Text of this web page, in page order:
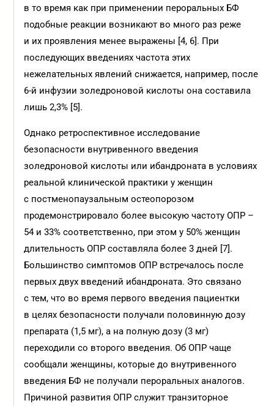
в то время как при применении пер­оральных БФ
подобные реакции возникают во много раз реже
и их проявления менее выражены [4, 6]. При
последующих введениях частота этих
нежелательных явлений снижается, например, после
6-й инфузии золедроновой кислоты она составила
лишь 2,3% [5].
Однако ретроспективное исследование
безопасности внутривенного введения
золедроновой кислоты или ибандроната в условиях
реальной клинической практики у женщин
с постменопаузальным остеопорозом
продемонстрировало более высокую частоту ОПР –
54 и 33% соответственно, при этом у 50% женщин
длительность ОПР составляла более 3 дней [7].
Большинство симптомов ОПР встречалось после
первых двух введений ибандроната. Это связано
с тем, что во время первого введения пациентки
в целях безопасности получали половинную дозу
препарата (1,5 мг), а на полную дозу (3 мг)
переходили со второго введения. Об ОПР чаще
сообщали женщины, которые до внутривенного
введения БФ не получали пероральных аналогов.
Причиной развития ОПР служит транзиторное